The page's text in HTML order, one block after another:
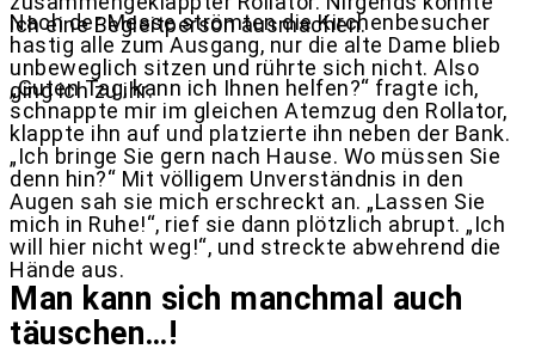
ich eine Begleitperson ausmachen.
Nach der Messe strömten die Kirchenbesucher
hastig alle zum Ausgang, nur die alte Dame blieb
unbeweglich sitzen und rührte sich nicht. Also
ging ich zu ihr.
„Guten Tag, kann ich Ihnen helfen?“ fragte ich,
schnappte mir im gleichen Atemzug den Rollator,
klappte ihn auf und platzierte ihn neben der Bank.
„Ich bringe Sie gern nach Hause. Wo müssen Sie
denn hin?“ Mit völligem Unverständnis in den
Augen sah sie mich erschreckt an. „Lassen Sie
mich in Ruhe!“, rief sie dann plötzlich abrupt. „Ich
will hier nicht weg!“, und streckte abwehrend die
Hände aus.
Man kann sich manchmal auch
täuschen…!